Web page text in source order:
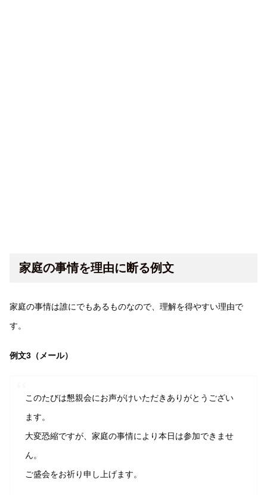
家庭の事情を理由に断る例文
家庭の事情は誰にでもあるものなので、理解を得やすい理由で
す。
例文3（メール）
このたびは懇親会にお声がけいただきありがとうござい
ます。
大変恐縮ですが、家庭の事情により本日は参加できませ
ん。
ご盛会をお祈り申し上げます。